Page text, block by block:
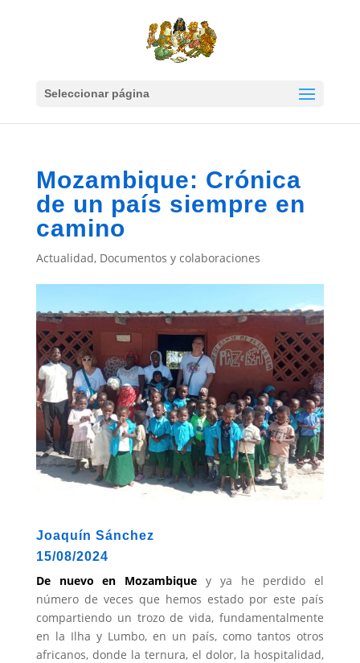
Seleccionar página
Mozambique: Crónica
de un país siempre en
camino
Actualidad, Documentos y colaboraciones
Joaquín Sánchez
15/08/2024
De nuevo en Mozambique y ya he perdido el
número de veces que hemos estado por este país
compartiendo un trozo de vida, fundamentalmente
en la Ilha y Lumbo, en un país, como tantos otros
africanos, donde la ternura, el dolor, la hospitalidad,